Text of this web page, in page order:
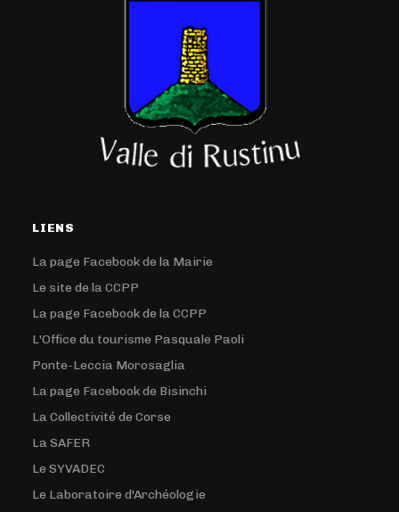
LIENS
La page Facebook de la Mairie
Le site de la CCPP
La page Facebook de la CCPP
L'Office du tourisme Pasquale Paoli
Ponte-Leccia Morosaglia
La page Facebook de Bisinchi
La Collectivité de Corse
La SAFER
Le SYVADEC
Le Laboratoire d'Archéologie